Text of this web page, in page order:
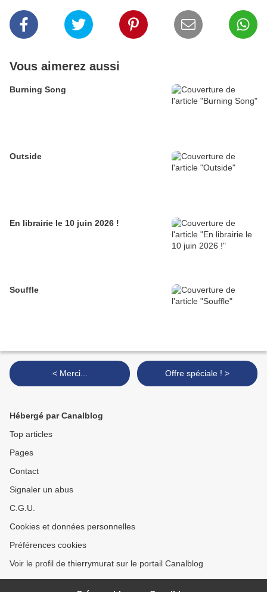
Vous aimerez aussi
Burning Song
Outside
En librairie le 10 juin 2026 !
Souffle
< Merci... Offre spéciale ! >
Hébergé par Canalblog
Top articles
Pages
Contact
Signaler un abus
C.G.U.
Cookies et données personnelles
Préférences cookies
Voir le profil de thierrymurat sur le portail Canalblog